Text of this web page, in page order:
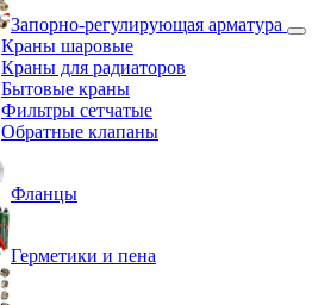
Запорно-регулирующая арматура
Краны шаровые
Краны для радиаторов
Бытовые краны
Фильтры сетчатые
Обратные клапаны
Фланцы
Герметики и пена